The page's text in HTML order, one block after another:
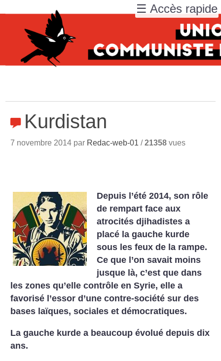
Kurdistan
7 novembre 2014 par Redac-web-01 /21358 vues
Depuis l’été 2014, son rôle
de rempart face aux
atrocités djihadistes a
placé la ­gauche kurde
sous les feux de la rampe.
Ce que l’on savait moins
jusque là, c’est que dans
les zones qu’elle contrôle en Syrie, elle a
favorisé l’essor d’une contre-société sur des
bases laïques, sociales et démocratiques.
La gauche kurde a beaucoup évolué depuis dix
ans.
☰ Accès rapide